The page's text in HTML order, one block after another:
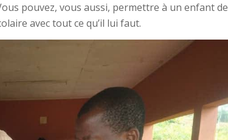
pouvez, vous aussi, permettre à un enfant de
avec tout ce qu’il lui faut.